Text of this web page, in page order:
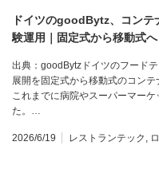
ドイツのgoodBytz、コンテ
験運用｜固定式から移動式へ
出典：goodBytzドイツのフード
展開を固定式から移動式のコン
これまでに病院やスーパーマー
た。…
2026/6/19 レストランテック ,